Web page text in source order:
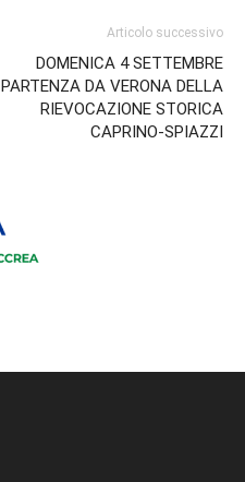
Articolo successivo
DOMENICA 4 SETTEMBRE
PARTENZA DA VERONA DELLA
RIEVOCAZIONE STORICA
CAPRINO-SPIAZZI